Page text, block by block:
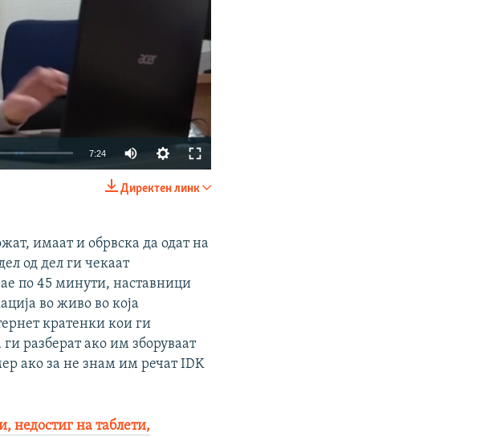
SHARE
7:24
Директен линк
имаат и обрвска да одат на
од дел ги чекаат
по 45 минути, наставници
во живо во која
кратенки кои ги
разберат ако им зборуваат
ако за не знам им речат IDK
недостиг на таблети,